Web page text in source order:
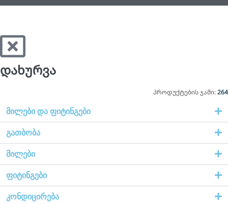
დახურვა
პროდუქტების ჯამი:264
მილები და ფიტინგები
გათბობა
მილები
ფიტინგები
კონდიცირება